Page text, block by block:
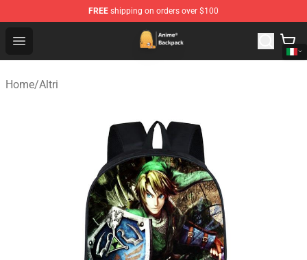
FREE shipping on orders over $100
Open menu
Anime Backpack Shop - Official Anime Backpack Store
Home/Altri